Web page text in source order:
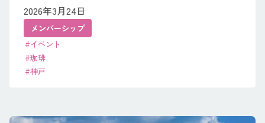
2026年3月24日
メンバーシップ
#イベント
#珈琲
#神戸